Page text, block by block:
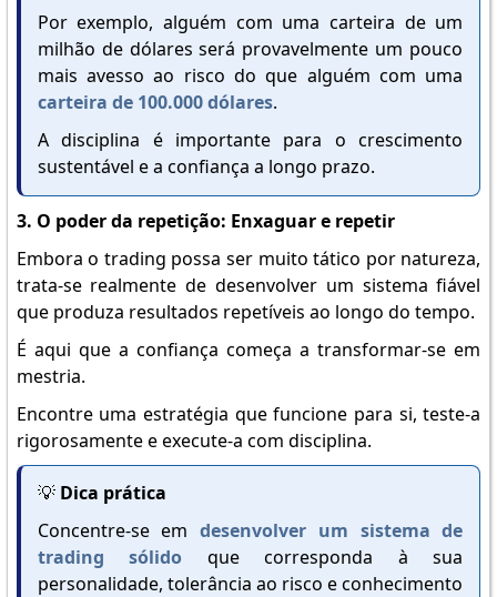
Por exemplo, alguém com uma carteira de um
milhão de dólares será provavelmente um pouco
mais avesso ao risco do que alguém com uma
carteira de 100.000 dólares.
A disciplina é importante para o crescimento
sustentável e a confiança a longo prazo.
3. O poder da repetição: Enxaguar e repetir
Embora o trading possa ser muito tático por natureza,
trata-se realmente de desenvolver um sistema fiável
que produza resultados repetíveis ao longo do tempo.
É aqui que a confiança começa a transformar-se em
mestria.
Encontre uma estratégia que funcione para si, teste-a
rigorosamente e execute-a com disciplina.
💡 Dica prática
Concentre-se emdesenvolver um sistema de
trading sólido que corresponda à sua
personalidade, tolerância ao risco e conhecimento